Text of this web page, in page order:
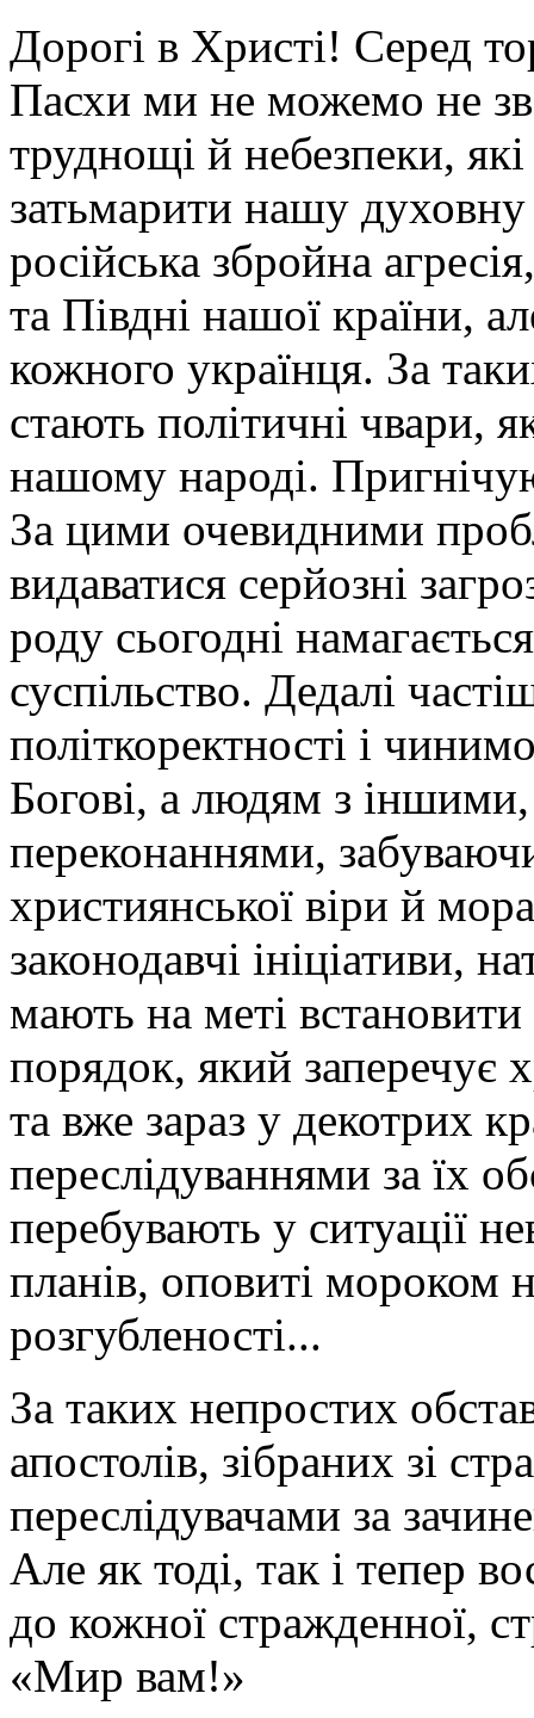
Дорогі в Христі! Серед
Пасхи ми не можемо не
труднощі й небезпеки,
затьмарити нашу духовну
російська збройна
та Півдні нашої країни,
кожного українця. За
стають політичні чвари,
нашому народі.
За цими очевидними
видаватися серйозні
роду сьогодні
суспільство. Дедалі
політкоректності і
Богові, а людям з
переконаннями,
християнської віри й
законодавчі ініціативи,
мають на меті встановити
порядок, який заперечує
та вже зараз у декотрих
переслідуваннями за їх
перебувають у ситуації
планів, оповиті мороком
розгубленості...
За таких непростих
апостолів, зібраних зі
переслідувачами за
Але як тоді, так і тепер
до кожної стражденної,
«Мир вам!»